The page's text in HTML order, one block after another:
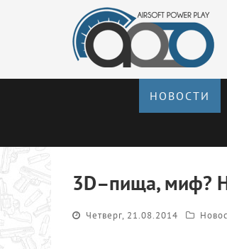
НОВОСТИ
3D–пища, миф?
Четверг, 21.08.2014